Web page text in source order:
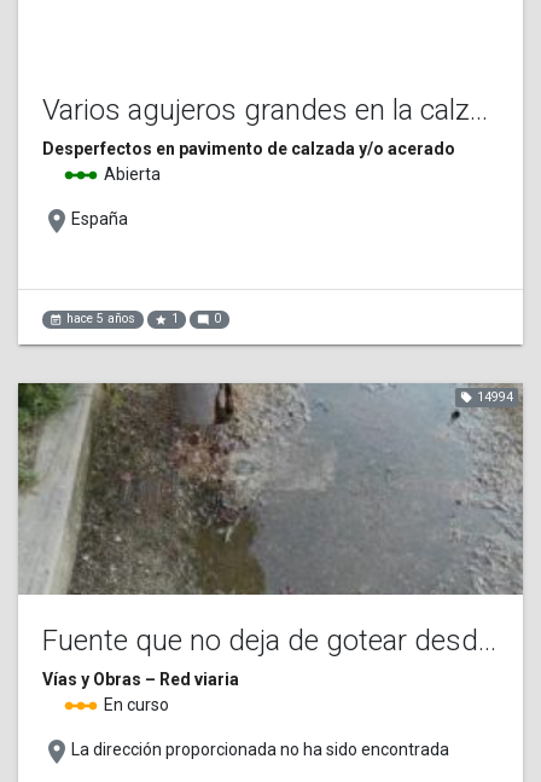
Varios agujeros grandes en la calzada
Desperfectos en pavimento de calzada y/o acerado
linear_scale Abierta
place España
event_note hace 5 años star 1 mode_comment 0
Fuente que no deja de gotear desde hace varios días
Vías y Obras – Red viaria
linear_scale En curso
place La dirección proporcionada no ha sido encontrada
local_offer 14994